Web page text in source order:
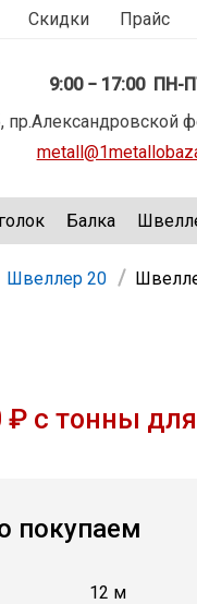
Скидки Прайс
9:00 − 17:00 ПН-
пр.Александровской
Балка
Швеллер 20
₽ с тонны
покупаем
12 м